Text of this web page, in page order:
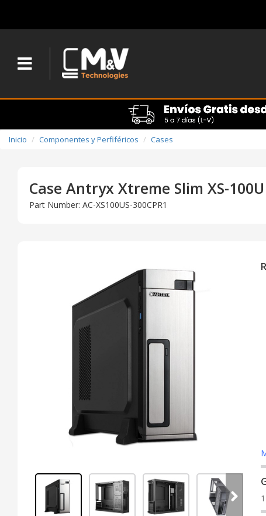
Inicio Componentes y Perfiféricos Cases
Case Antryx Xtreme Slim XS-
Part Number: AC-XS100US-300CPR1